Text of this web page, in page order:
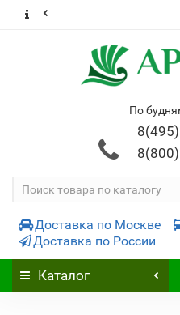
По
8(495)
8(800)
Доставка по Москве
Доставка по России
Каталог